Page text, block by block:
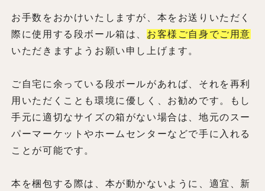
お手数をおかけいたしますが、本をお送りいただく
際に使用する段ボール箱は、 お客様ご自身でご用意
いただきますようお願い申し上げます。
ご自宅に余っている段ボールがあれば、それを再利
用いただくことも環境に優しく、お勧めです。もし
手元に適切なサイズの箱がない場合は、地元のスー
パーマーケットやホームセンターなどで手に入れる
ことが可能です。
本を梱包する際は、本が動かないように、適宜、新